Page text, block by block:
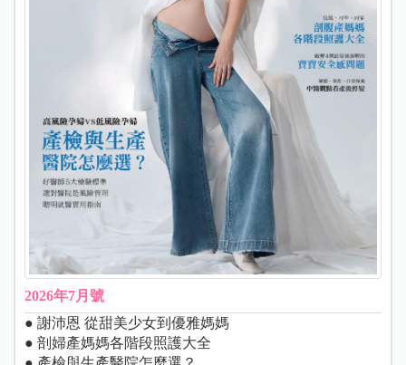
2026年7月號
● 謝沛恩 從甜美少女到優雅媽媽
● 剖婦產媽媽各階段照護大全